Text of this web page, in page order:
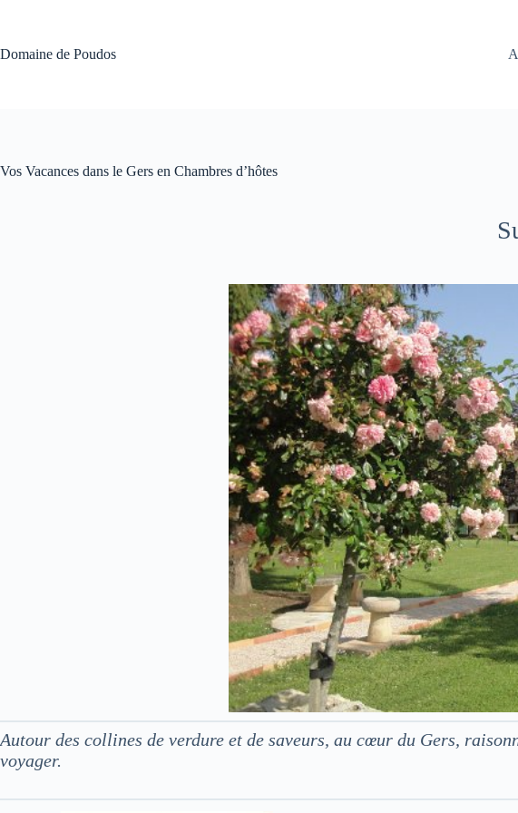
Domaine de Poudos
Vos Vacances dans le Gers en Chambres d’hôtes
Autour des collines de verdure et de saveurs, au cœur du Gers,
voyager.